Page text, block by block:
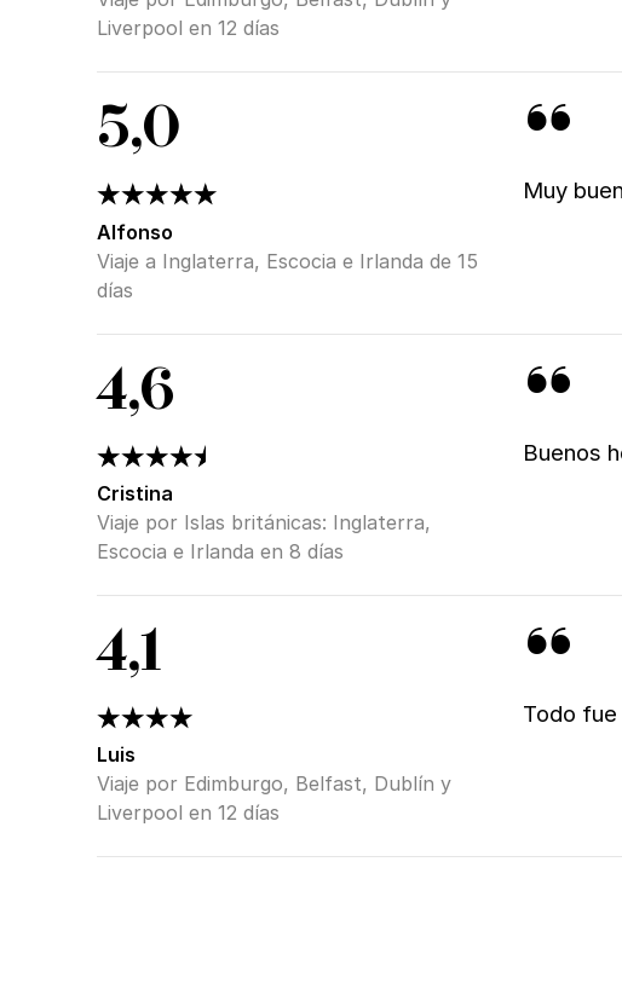
Liverpool en 12 días
5,0
Alfonso
Viaje a Inglaterra, Escocia e Irlanda de 15
días
Muy
4,6
Cristina
Viaje por Islas británicas: Inglaterra,
Escocia e Irlanda en 8 días
Buenos
4,1
Luis
Viaje por Edimburgo, Belfast, Dublín y
Liverpool en 12 días
Todo